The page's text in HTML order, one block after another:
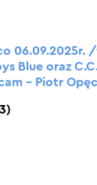
06.09.2025r.
Blue oraz
– Piotr